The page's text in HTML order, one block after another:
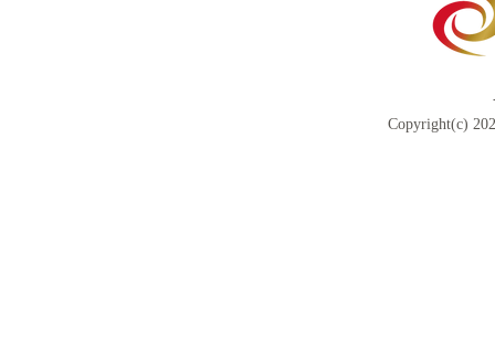
Copyright(c)